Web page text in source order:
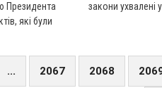
Президента
які були
закони ухвалені
... 2067 2068